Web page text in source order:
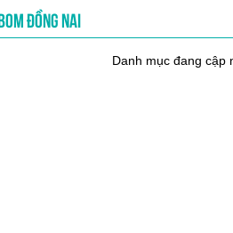
ĐỒNG NAI
Danh mục đang cập